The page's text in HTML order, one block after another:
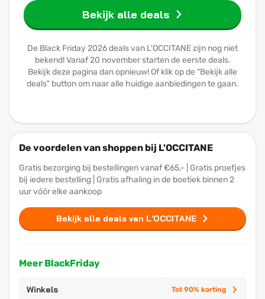
Bekijk alle deals
De Black Friday 2026 deals van L'OCCITANE zijn nog niet
bekend! Vanaf 20 november starten de eerste deals.
Bekijk deze pagina dan opnieuw! Of klik op de "Bekijk alle
deals" button om naar alle huidige aanbiedingen te gaan.
De voordelen van shoppen bij L'OCCITANE
Gratis bezorging bij bestellingen vanaf €65,- | Gratis proefjes
bij iedere bestelling | Gratis afhaling in de boetiek binnen 2
uur vóór elke aankoop
Bekijk alle deals van L'OCCITANE
Meer BlackFriday
Winkels Tot 90% korting